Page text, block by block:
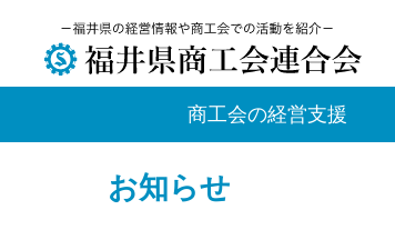
商工会の経営支援
お知らせ